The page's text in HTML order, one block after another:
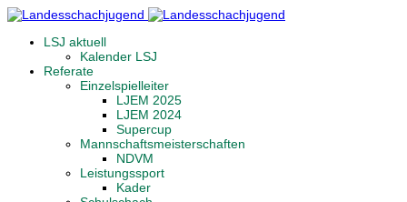
LSJ aktuell
Kalender LSJ
Referate
Einzelspielleiter
LJEM 2025
LJEM 2024
Supercup
Mannschaftsmeisterschaften
NDVM
Leistungssport
Kader